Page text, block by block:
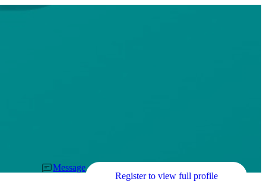
Message
Register to view full profile